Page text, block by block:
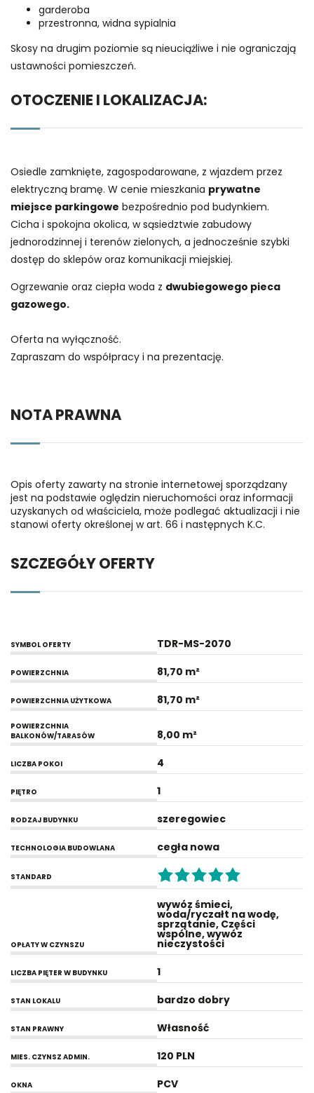
garderoba
przestronna, widna sypialnia
Skosy na drugim poziomie są nieuciążliwe i nie ograniczają
ustawności pomieszczeń.
OTOCZENIE I LOKALIZACJA:
Osiedle zamknięte, zagospodarowane, z wjazdem przez
elektryczną bramę. W cenie mieszkania prywatne
miejsce parkingowe bezpośrednio pod budynkiem.
Cicha i spokojna okolica, w sąsiedztwie zabudowy
jednorodzinnej i terenów zielonych, a jednocześnie szybki
dostęp do sklepów oraz komunikacji miejskiej.
Ogrzewanie oraz ciepła woda z dwubiegowego pieca
gazowego.
Oferta na wyłączność.
Zapraszam do współpracy i na prezentację.
NOTA PRAWNA
Opis oferty zawarty na stronie internetowej sporządzany
jest na podstawie oględzin nieruchomości oraz informacji
uzyskanych od właściciela, może podlegać aktualizacji i nie
stanowi oferty określonej w art. 66 i następnych K.C.
SZCZEGÓŁY OFERTY
SYMBOL OFERTY TDR-MS-2070
POWIERZCHNIA 81,70 m²
POWIERZCHNIA UŻYTKOWA 81,70 m²
POWIERZCHNIA
BALKONÓW/TARASÓW
8,00 m²
LICZBA POKOI 4
PIĘTRO 1
RODZAJ BUDYNKU szeregowiec
TECHNOLOGIA BUDOWLANA cegła nowa
STANDARD
OPŁATY W CZYNSZU
wywóz śmieci,
woda/ryczałt na wodę,
sprzątanie, Części
wspólne, wywóz
nieczystości
LICZBA PIĘTER W BUDYNKU 1
STAN LOKALU bardzo dobry
STAN PRAWNY Własność
MIES. CZYNSZ ADMIN. 120 PLN
OKNA PCV